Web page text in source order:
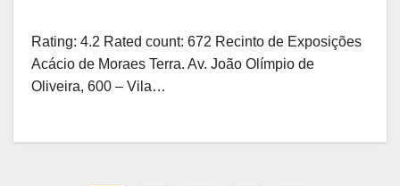
Rating: 4.2 Rated count: 672 Recinto de Exposições
Acácio de Moraes Terra. Av. João Olímpio de
Oliveira, 600 – Vila…